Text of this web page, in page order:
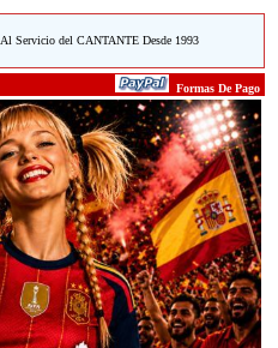
Al Servicio del CANTANTE Desde 1993
Formas De Pago